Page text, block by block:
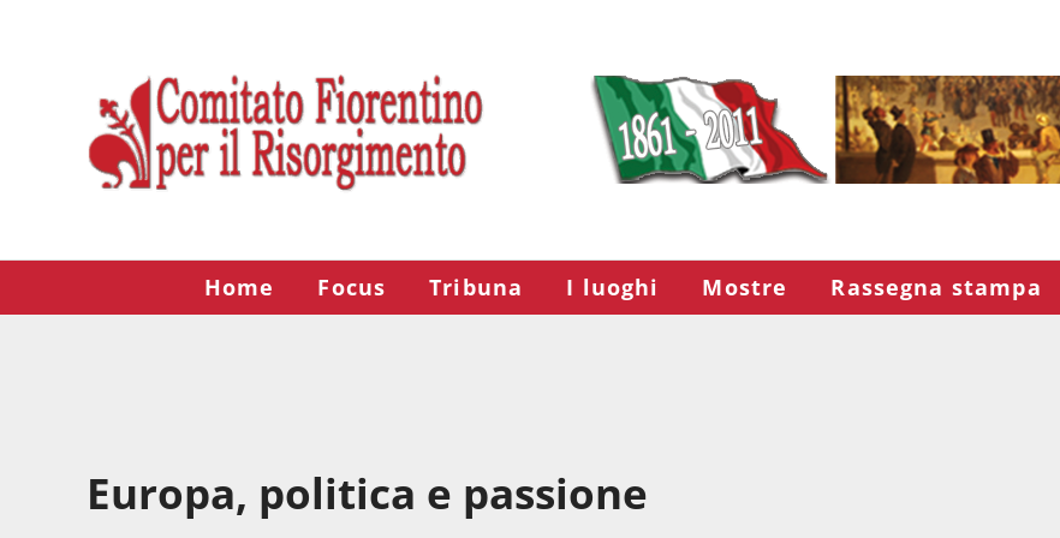
Home Focus Tribuna I luoghi Mostre Rassegna stampa
Europa, politica e passione